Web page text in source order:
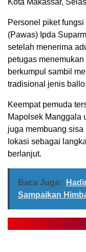
Kota Makassar,
Personel piket
(Pawas) Ipda
setelah menerima
petugas
berkumpul sambil
tradisional jenis ballo.
Keempat pemuda
Mapolsek Manggala
juga membuang
lokasi sebagai
berlanjut.
Baca Juga:
Sampaikan